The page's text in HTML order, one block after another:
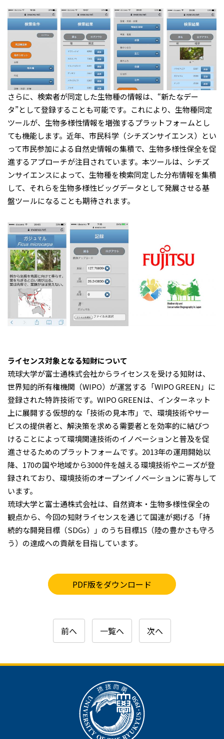
さらに、検索者が同定した生物種の情報は、“新たなデー
タ”として登録することも可能です。これにより、生物種同定
ツールが、生物多様性情報を増強するプラットフォームとし
ても機能します。近年、市民科学（シチズンサイエンス）とい
って市民参加による自然史情報の集積で、生物多様性保全を促
進するアプローチが注目されています。本ツールは、シチズ
ンサイエンスによって、生物種を検索同定した分布情報を集積
して、それらを生物多様性ビッグデータとして発展させる基
盤ツールになることも期待されます。
ライセンス対象となる知財について
琉球大学が富士通株式会社からライセンスを受ける知財は、
世界知的所有権機関（WIPO）が運営する「WIPO GREEN」に
登録された特許技術です。WIPO GREENは、インターネット
上に展開する仮想的な「技術の見本市」で、環境技術やサー
ビスの提供者と、解決策を求める需要者とを効率的に結びつ
けることによって環境関連技術のイノベーションと普及を促
進させるためのプラットフォームです。2013年の運用開始以
降、170の国や地域から3000件を越える環境技術やニーズが登
録されており、環境技術のオープンイノベーションに寄与して
います。
琉球大学と富士通株式会社は、自然資本・生物多様性保全の
観点から、今回の知財ライセンスを通じて国連が掲げる「持
続的な開発目標（SDGs）」のうち目標15（陸の豊かさも守ろ
う）の達成への貢献を目指しています。
PDF版をダウンロード
前へ 一覧へ 次へ